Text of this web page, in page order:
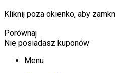
Kliknij poza okienko, aby
Porównaj
Nie posiadasz kuponów
Menu